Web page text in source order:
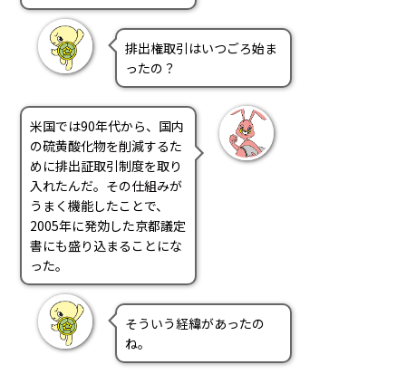
排出権取引はいつごろ始ま
ったの？
米国では90年代から、国内
の硫黄酸化物を削減するた
めに排出証取引制度を取り
入れたんだ。その仕組みが
うまく機能したことで、
2005年に発効した京都議定
書にも盛り込まることにな
った。
そういう経緯があったの
ね。